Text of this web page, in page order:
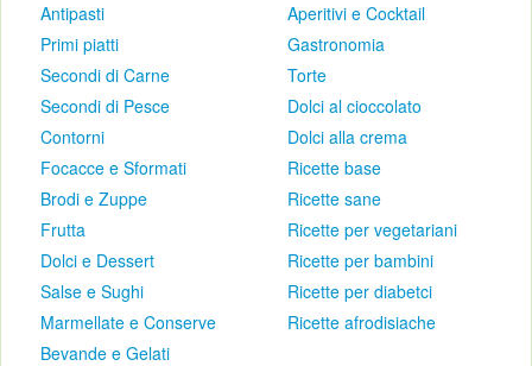
Antipasti
Primi piatti
Secondi di Carne
Secondi di Pesce
Contorni
Focacce e Sformati
Brodi e Zuppe
Frutta
Dolci e Dessert
Salse e Sughi
Marmellate e Conserve
Bevande e Gelati
Aperitivi e Cocktail
Gastronomia
Torte
Dolci al cioccolato
Dolci alla crema
Ricette base
Ricette sane
Ricette per vegetariani
Ricette per bambini
Ricette per diabetci
Ricette afrodisiache